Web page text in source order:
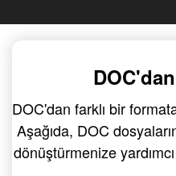
DOC'dan farklı bir
Aşağıda, DOC
dönüştürmenize